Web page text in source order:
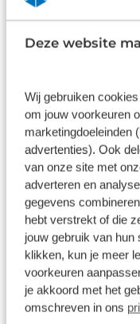
Deze website
Wij gebruiken
om jouw voorkeuren
marketingdoeleinden
advertenties). Ook
van onze site met
adverteren en
gegevens
hebt verstrekt of die
jouw gebruik van hun
klikken, kun je meer
voorkeuren
je akkoord met het
omschreven in ons
Het zekeren van
de juiste
Vliegtuigrail,
ladingnetten
of
systemen? Wij
de juiste keuze en
toebehoren, zoals
juiste oplossing
wensen en de
vastzetsysteem.